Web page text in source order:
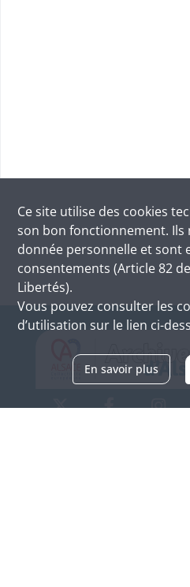
Ce site utilise des cookies
son bon fonctionnement.
donnée personnelle et sont
consentements (Article 82
Libertés).
Vous pouvez consulter les
d’utilisation sur le lien ci-
En savoir plus